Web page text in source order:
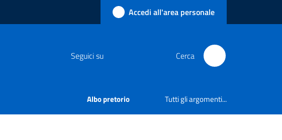
Accedi all'area personale
Seguici su Cerca
Albo pretorio Tutti gli argomenti...